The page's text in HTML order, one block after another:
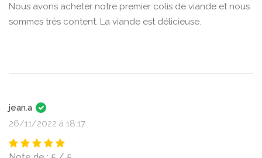
Nous avons acheter notre premier colis de viande et nous
sommes très content. La viande est délicieuse.
jean.a
26/11/2022 à 18:17